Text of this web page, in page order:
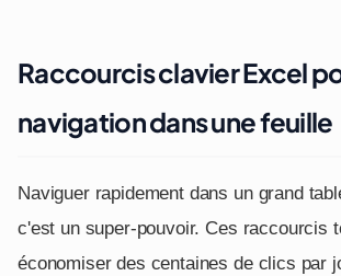
Raccourcis clavier Excel
navigation dans une feuille
Naviguer rapidement dans un grand
c'est un super-pouvoir. Ces raccourcis
économiser des centaines de clics par